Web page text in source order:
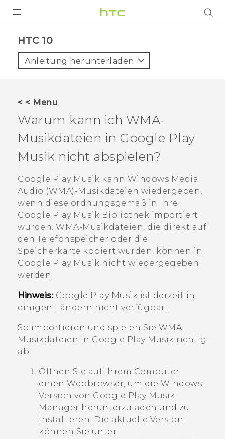
VIVE
VIVERSE
UNTERSTÜTZUNG
HTC-Geräte und Zubehör
Anmelden
HTC 10‎
Anleitung herunterladen
< < Menu
Warum kann ich WMA-
Musikdateien in Google Play
Musik nicht abspielen?
Google Play Musik kann Windows Media
Audio (WMA)-Musikdateien wiedergeben,
wenn diese ordnungsgemäß in Ihre
Google Play Musik Bibliothek importiert
wurden. WMA-Musikdateien, die direkt auf
den Telefonspeicher oder die
Speicherkarte kopiert wurden, können in
Google Play Musik nicht wiedergegeben
werden.
Hinweis: Google Play Musik ist derzeit in
einigen Ländern nicht verfügbar.
So importieren und spielen Sie WMA-
Musikdateien in Google Play Musik richtig
ab:
Öffnen Sie auf Ihrem Computer
einen Webbrowser, um die Windows
Version von Google Play Musik
Manager herunterzuladen und zu
installieren. Die aktuelle Version
können Sie unter